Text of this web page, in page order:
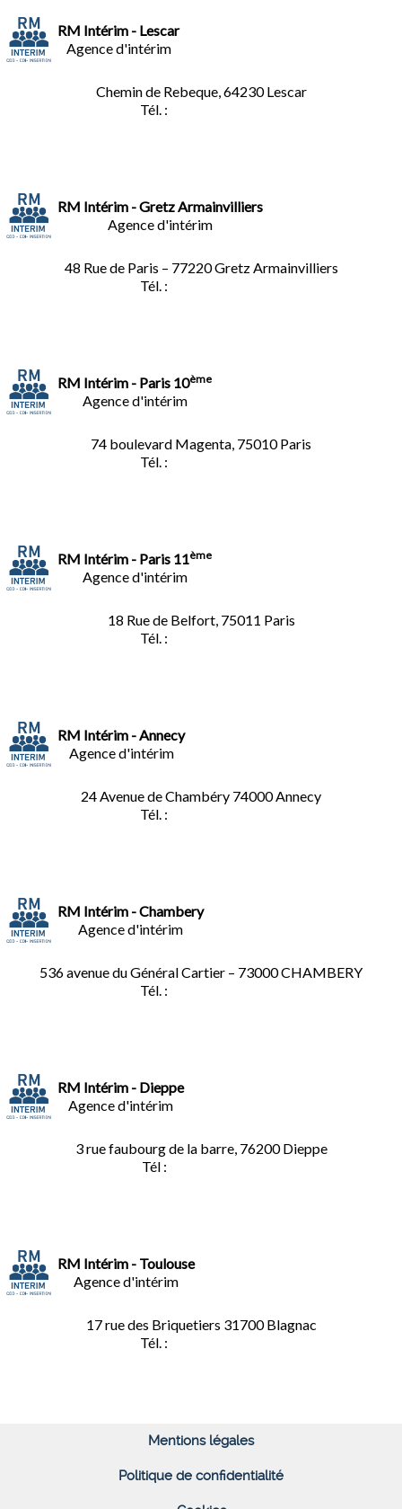
RM Intérim - Lescar
Agence d'intérim
Chemin de Rebeque, 64230 Lescar
Tél. :
RM Intérim - Gretz Armainvilliers
Agence d'intérim
48 Rue de Paris – 77220 Gretz Armainvilliers
Tél. :
RM Intérim - Paris 10ème
Agence d'intérim
74 boulevard Magenta, 75010 Paris
Tél. :
RM Intérim - Paris 11ème
Agence d'intérim
18 Rue de Belfort, 75011 Paris
Tél. :
RM Intérim - Annecy
Agence d'intérim
24 Avenue de Chambéry 74000 Annecy
Tél. :
RM Intérim - Chambery
Agence d'intérim
536 avenue du Général Cartier – 73000 CHAMBERY
Tél. :
RM Intérim - Dieppe
Agence d'intérim
3 rue faubourg de la barre, 76200 Dieppe
Tél :
RM Intérim - Toulouse
Agence d'intérim
17 rue des Briquetiers 31700 Blagnac
Tél. :
Mentions légales
Politique de confidentialité